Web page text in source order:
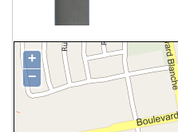
+
−